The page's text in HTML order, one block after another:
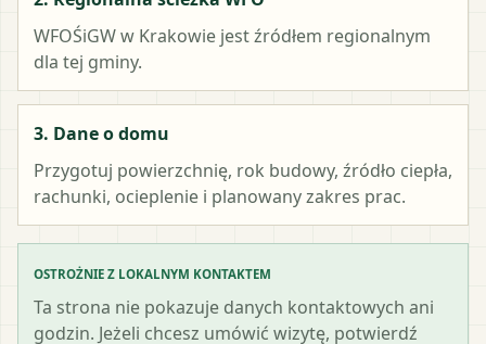
WFOŚiGW w Krakowie jest źródłem regionalnym
dla tej gminy.
3. Dane o domu
Przygotuj powierzchnię, rok budowy, źródło ciepła,
rachunki, ocieplenie i planowany zakres prac.
OSTROŻNIE Z LOKALNYM KONTAKTEM
Ta strona nie pokazuje danych kontaktowych ani
godzin. Jeżeli chcesz umówić wizytę, potwierdź